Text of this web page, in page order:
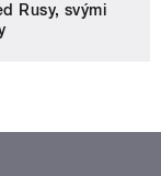
Rusy, svými